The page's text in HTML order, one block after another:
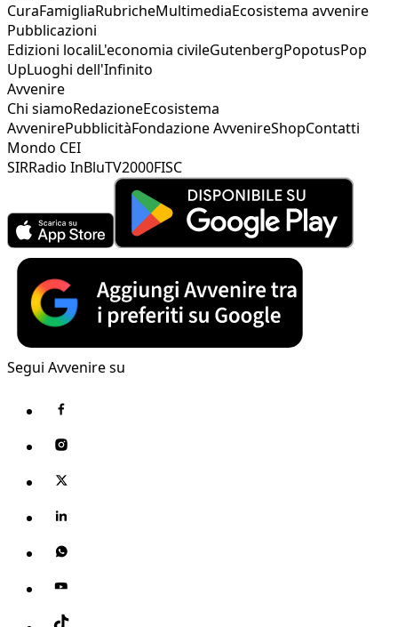
CuraFamigliaRubricheMultimediaEcosistema avvenire
Pubblicazioni
Edizioni localiL'economia civileGutenbergPopotusPop
UpLuoghi dell'Infinito
Avvenire
Chi siamoRedazioneEcosistema
AvvenirePubblicitàFondazione AvvenireShopContatti
Mondo CEI
SIRRadio InBluTV2000FISC
Segui Avvenire su